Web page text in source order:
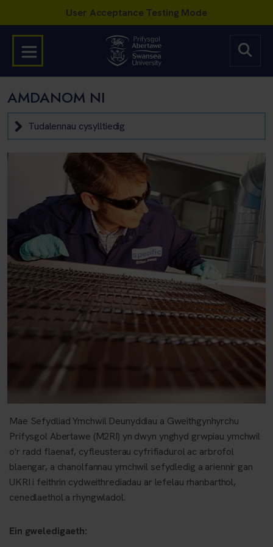
AMDANOM NI
Tudalennau cysylltiedig
Mae Sefydliad Ymchwil Deunyddiau a Gweithgynhyrchu
Prifysgol Abertawe (M2RI) yn dwyn ynghyd grwpiau ymchwil
o'r radd flaenaf, cyfleusterau cyfrifiadurol ac arbrofol
blaengar, a chanolfannau ymchwil sefydledig a ariennir gan
UKRI i feithrin cydweithrediadau ar lefelau rhanbarthol,
cenedlaethol a rhyngwladol.
Ein gweledigaeth: